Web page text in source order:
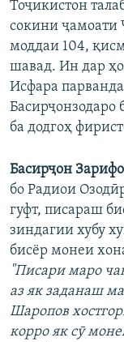
Тоҷикистон
сокини ҷамоати
моддаи 104,
шавад. Ин дар
Исфара
Басирҷонзодаро
ба додгоҳ
Басирҷон
бо Радиои
гуфт, писараш
зиндагии хубу
бисёр монеи
"Писари маро
аз як заданаш
Шаропов
корро як сӯ